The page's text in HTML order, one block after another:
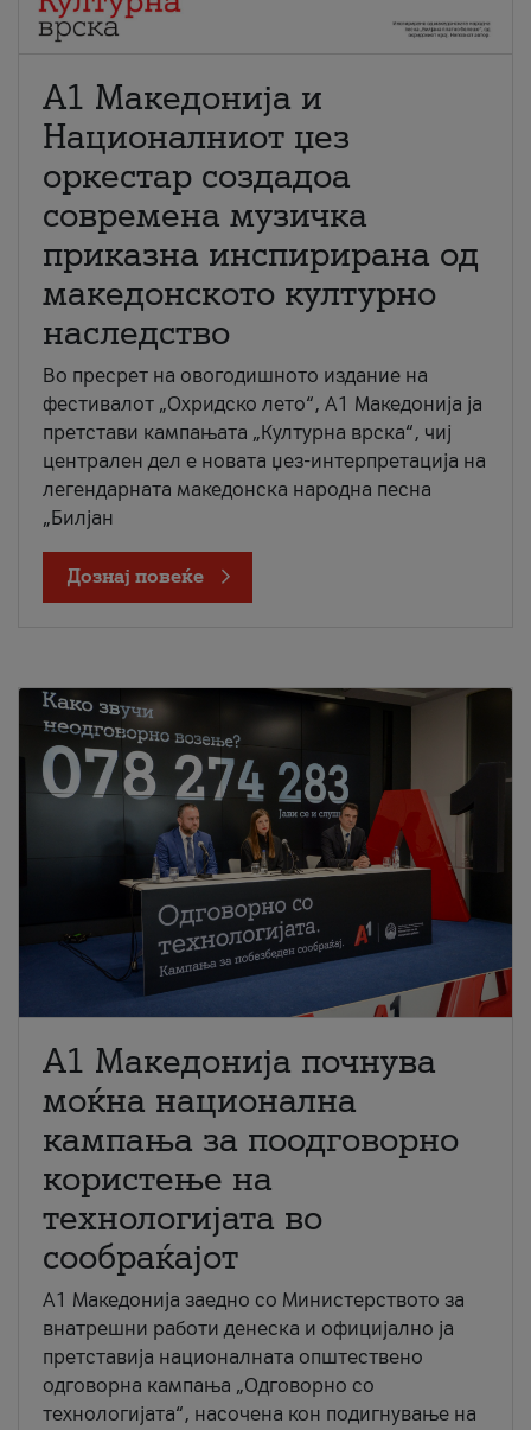
А1 Македонија и
Националниот џез
оркестар создадоа
современа музичка
приказна инспирирана од
македонското културно
наследство
Во пресрет на овогодишното издание на
фестивалот „Охридско лето“, А1 Македонија ја
претстави кампањата „Културна врска“, чиј
централен дел е новата џез-интерпретација на
легендарната македонска народна песна
„Билјан
Дознај повеќе
A1 Македонија почнува
моќна национална
кампања за поодговорно
користење на
технологијата во
сообраќајот
A1 Македонија заедно со Министерството за
внатрешни работи денеска и официјално ја
претставија националната општествено
одговорна кампања „Одговорно со
технологијата“, насочена кон подигнување на